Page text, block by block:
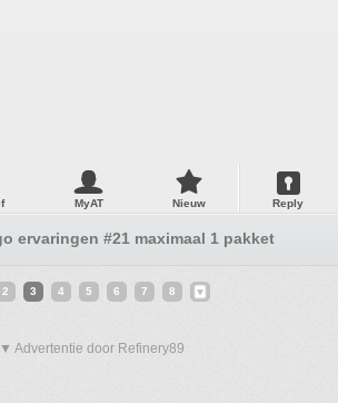
MyAT Nieuw Reply
ervaringen #21 maximaal 1 pakket
2 3 4 5 6 7 8
▼ Advertentie door Refinery89